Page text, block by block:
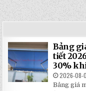
Bảng
tiết
30%
2026-08-
Bảng giá